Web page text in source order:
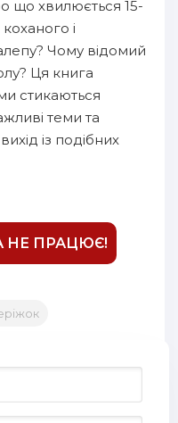
що хвилюється 15-
і
Чому відомий
Ця книга
стикаються
теми та
із подібних
НЕ ПРАЦЮЄ!